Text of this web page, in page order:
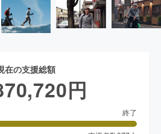
在の支援総額
円
終了